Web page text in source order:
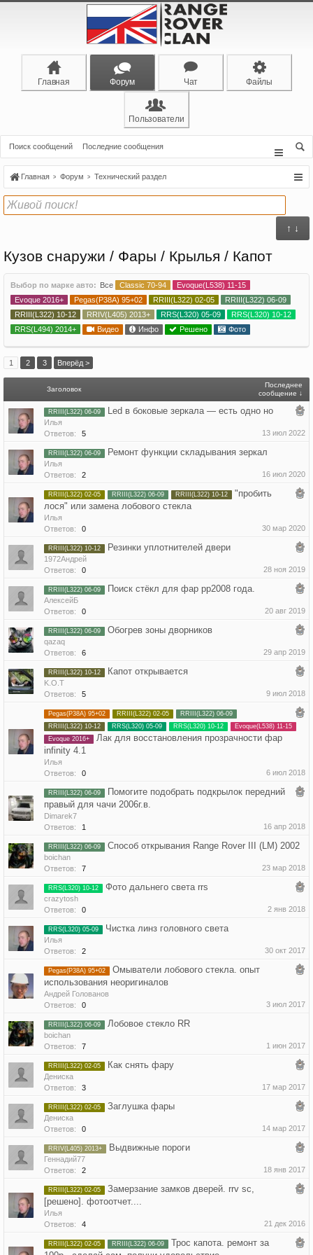
Главная Форум Чат Файлы
Пользователи
Поиск сообщений Последние сообщения
Главная Форум Технический раздел
↑ ↓
Кузов снаружи / Фары / Крылья / Капот
Выбор по марке авто: Все Classic 70-94
Evoque(L538) 11-15
Evoque 2016+
Pegas(P38A) 95+02 RRIII(L322) 02-05
RRIII(L322) 06-09
RRIII(L322) 10-12
RRIV(L405) 2013+ RRS(L320) 05-09
RRS(L320) 10-12
RRS(L494) 2014+
Видео Инфо Решено Фото
1 2 3 Вперёд >
Заголовок
Последнее
сообщение ↓
RRIII(L322) 06-09 Led в боковые зеркала — есть одно но
Илья
Ответов:
5 13 июл 2022
RRIII(L322) 06-09 Ремонт функции складывания зеркал
Илья
Ответов:
2 16 июл 2020
RRIII(L322) 02-05 RRIII(L322) 06-09 RRIII(L322) 10-12
"пробить
лося" или замена лобового стекла
Илья
Ответов:
0 30 мар 2020
RRIII(L322) 10-12 Резинки уплотнителей двери
1972Андрей
Ответов:
0 28 ноя 2019
RRIII(L322) 06-09 Поиск стёкл для фар рр2008 года.
АлексейБ
Ответов:
0 20 авг 2019
RRIII(L322) 06-09 Обогрев зоны дворников
qazaq
Ответов:
6 29 апр 2019
RRIII(L322) 10-12 Капот открывается
K.O.T
Ответов:
5 9 июл 2018
Pegas(P38A) 95+02 RRIII(L322) 02-05
RRIII(L322) 06-09
RRIII(L322) 10-12
RRS(L320) 05-09 RRS(L320) 10-12
Evoque(L538) 11-15
Evoque 2016+
Лак для восстановления прозрачности фар
infinity 4.1
Илья
Ответов:
0 6 июл 2018
RRIII(L322) 06-09
Помогите подобрать подкрылок передний
правый для чачи 2006г.в.
Dimarek7
Ответов:
1 16 апр 2018
RRIII(L322) 06-09 Способ открывания Range Rover III (LM) 2002
boichan
Ответов:
7 23 мар 2018
RRS(L320) 10-12 Фото дальнего света rrs
crazytosh
Ответов:
0 2 янв 2018
RRS(L320) 05-09 Чистка линз головного света
Илья
Ответов:
2 30 окт 2017
Pegas(P38A) 95+02
Омыватели лобового стекла. опыт
использования неоригиналов
Андрей Голованов
Ответов:
0 3 июл 2017
RRIII(L322) 06-09 Лобовое стекло RR
boichan
Ответов:
7 1 июн 2017
RRIII(L322) 02-05 Как снять фару
Дениска
Ответов:
3 17 мар 2017
RRIII(L322) 02-05 Заглушка фары
Дениска
Ответов:
0 14 мар 2017
RRIV(L405) 2013+ Выдвижные пороги
Геннадий77
Ответов:
2 18 янв 2017
RRIII(L322) 02-05
Замерзание замков дверей. rrv sc,
[решено]. фотоотчет....
Илья
Ответов:
4 21 дек 2016
RRIII(L322) 02-05 RRIII(L322) 06-09
Трос капота. ремонт за